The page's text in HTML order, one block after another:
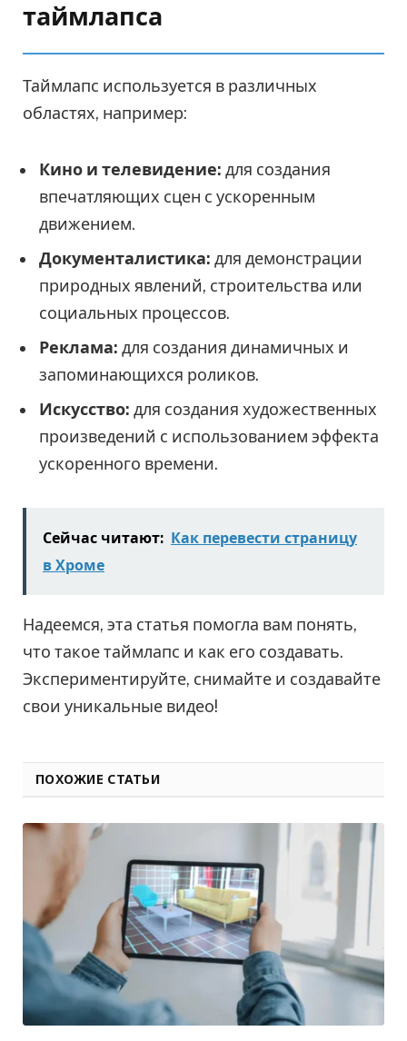
таймлапса
Таймлапс используется в различных
областях, например:
Кино и телевидение: для создания
впечатляющих сцен с ускоренным
движением.
Документалистика: для демонстрации
природных явлений, строительства или
социальных процессов.
Реклама: для создания динамичных и
запоминающихся роликов.
Искусство: для создания художественных
произведений с использованием эффекта
ускоренного времени.
Сейчас читают: Как перевести страницу
в Хроме
Надеемся, эта статья помогла вам понять,
что такое таймлапс и как его создавать.
Экспериментируйте, снимайте и создавайте
свои уникальные видео!
ПОХОЖИЕ СТАТЬИ